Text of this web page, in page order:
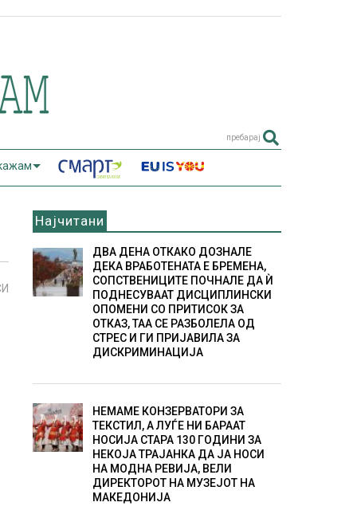
пребарај
Најчитани
ДВА ДЕНА ОТКАКО ДОЗНАЛЕ
ДЕКА ВРАБОТЕНАТА Е БРЕМЕНА,
СОПСТВЕНИЦИТЕ ПОЧНАЛЕ ДА Ѝ
ПОДНЕСУВААТ ДИСЦИПЛИНСКИ
ОПОМЕНИ СО ПРИТИСОК ЗА
ОТКАЗ, ТАА СЕ РАЗБОЛЕЛА ОД
СТРЕС И ГИ ПРИЈАВИЛА ЗА
ДИСКРИМИНАЦИЈА
НЕМАМЕ КОНЗЕРВАТОРИ ЗА
ТЕКСТИЛ, А ЛУЃЕ НИ БАРААТ
НОСИЈА СТАРА 130 ГОДИНИ ЗА
НЕКОЈА ТРАЈАНКА ДА ЈА НОСИ
НА МОДНА РЕВИЈА, ВЕЛИ
ДИРЕКТОРОТ НА МУЗЕЈОТ НА
МАКЕДОНИЈА